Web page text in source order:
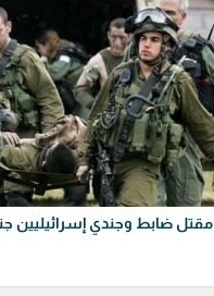
مقتل ضابط وجندي إسرائيليين